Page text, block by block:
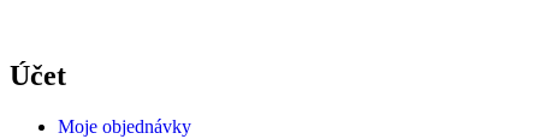
Účet
Moje objednávky